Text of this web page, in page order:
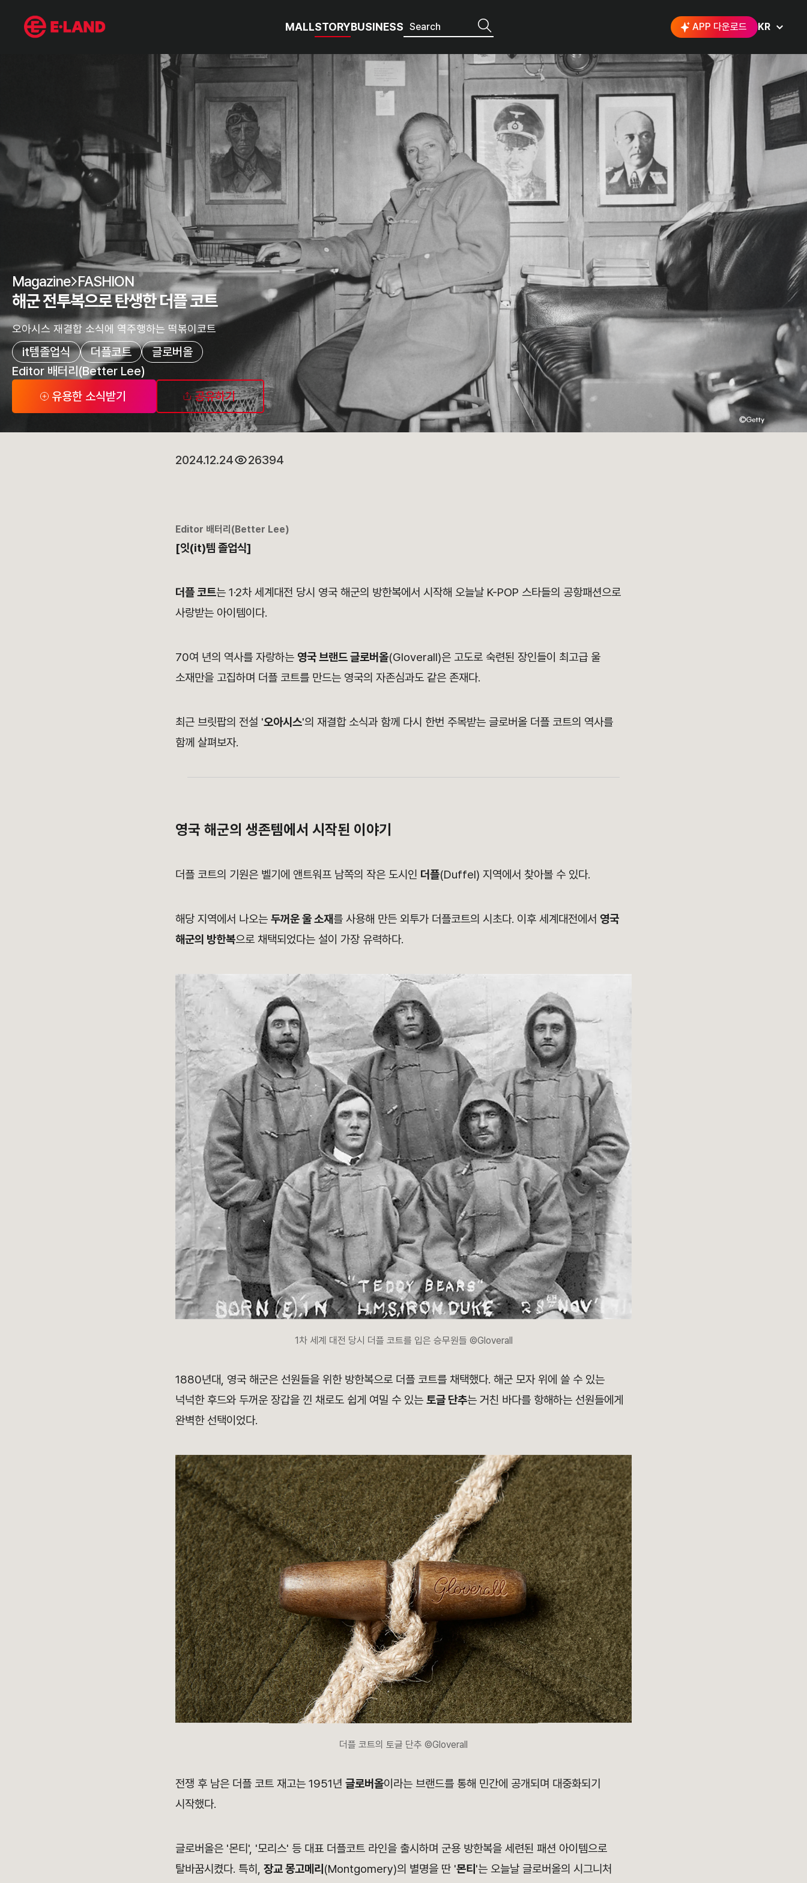
MALLSTORYBUSINESS APP 다운로드 KR
오아시스 재결합 소식에 역주행하는 떡볶이코트
Magazine FASHION
해군 전투복으로 탄생한 더플 코트
오아시스 재결합 소식에 역주행하는 떡볶이코트
it템졸업식 더플코트
글로버올
Editor 배터리(Better Lee)
유용한 소식받기
공유하기
2024.12.24 26394
Editor 배터리(Better Lee)
[잇(it)템 졸업식]
더플 코트는 1·2차 세계대전 당시 영국 해군의 방한복에서 시작해 오늘날 K-POP 스타들의 공항패션으로
사랑받는 아이템이다.
70여 년의 역사를 자랑하는 영국 브랜드 글로버올(Gloverall)은 고도로 숙련된 장인들이 최고급 울
소재만을 고집하며 더플 코트를 만드는 영국의 자존심과도 같은 존재다.
최근 브릿팝의 전설 '오아시스'의 재결합 소식과 함께 다시 한번 주목받는 글로버올 더플 코트의 역사를
함께 살펴보자.
영국 해군의 생존템에서 시작된 이야기
더플 코트의 기원은 벨기에 앤트워프 남쪽의 작은 도시인 더플(Duffel) 지역에서 찾아볼 수 있다.
해당 지역에서 나오는 두꺼운 울 소재를 사용해 만든 외투가 더플코트의 시초다. 이후 세계대전에서 영국
해군의 방한복으로 채택되었다는 설이 가장 유력하다.
1차 세계 대전 당시 더플 코트를 입은 승무원들 ©Gloverall
1880년대, 영국 해군은 선원들을 위한 방한복으로 더플 코트를 채택했다. 해군 모자 위에 쓸 수 있는
넉넉한 후드와 두꺼운 장갑을 낀 채로도 쉽게 여밀 수 있는 토글 단추는 거친 바다를 항해하는 선원들에게
완벽한 선택이었다.
더플 코트의 토글 단추 ©Gloverall
전쟁 후 남은 더플 코트 재고는 1951년 글로버올이라는 브랜드를 통해 민간에 공개되며 대중화되기
시작했다.
글로버올은 '몬티', '모리스' 등 대표 더플코트 라인을 출시하며 군용 방한복을 세련된 패션 아이템으로
탈바꿈시켰다. 특히, 장교 몽고메리 (Montgomery)의 별명을 딴 '몬티 '는 오늘날 글로버올의 시그니처